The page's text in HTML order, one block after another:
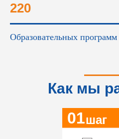
220
Образовательных программ
Как мы
01шаг